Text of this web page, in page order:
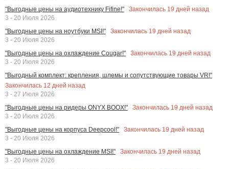
"Выгодные цены на аудиотехнику Fifine!"
Закончилась 19 дней назад
3 - 20 Июля 2026
"Выгодные цены на ноутбуки MSI!"
Закончилась 19 дней назад
3 - 20 Июля 2026
"Выгодные цены на охлаждение Cougar!"
Закончилась 19 дней назад
3 - 20 Июля 2026
"Выгодный комплект: крепления, шлемы и сопутствующие товары VR!"
Закончилась 12 дней назад
3 - 27 Июля 2026
"Выгодные цены на ридеры ONYX BOOX!"
Закончилась 19 дней назад
3 - 20 Июля 2026
"Выгодные цены на корпуса Deepcool!"
Закончилась 19 дней назад
3 - 20 Июля 2026
"Выгодные цены на охлаждение MSI!"
Закончилась 19 дней назад
3 - 20 Июля 2026